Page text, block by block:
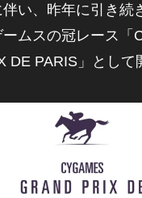
い、昨年に引き続
ムスの冠レース「
DE PARIS」として